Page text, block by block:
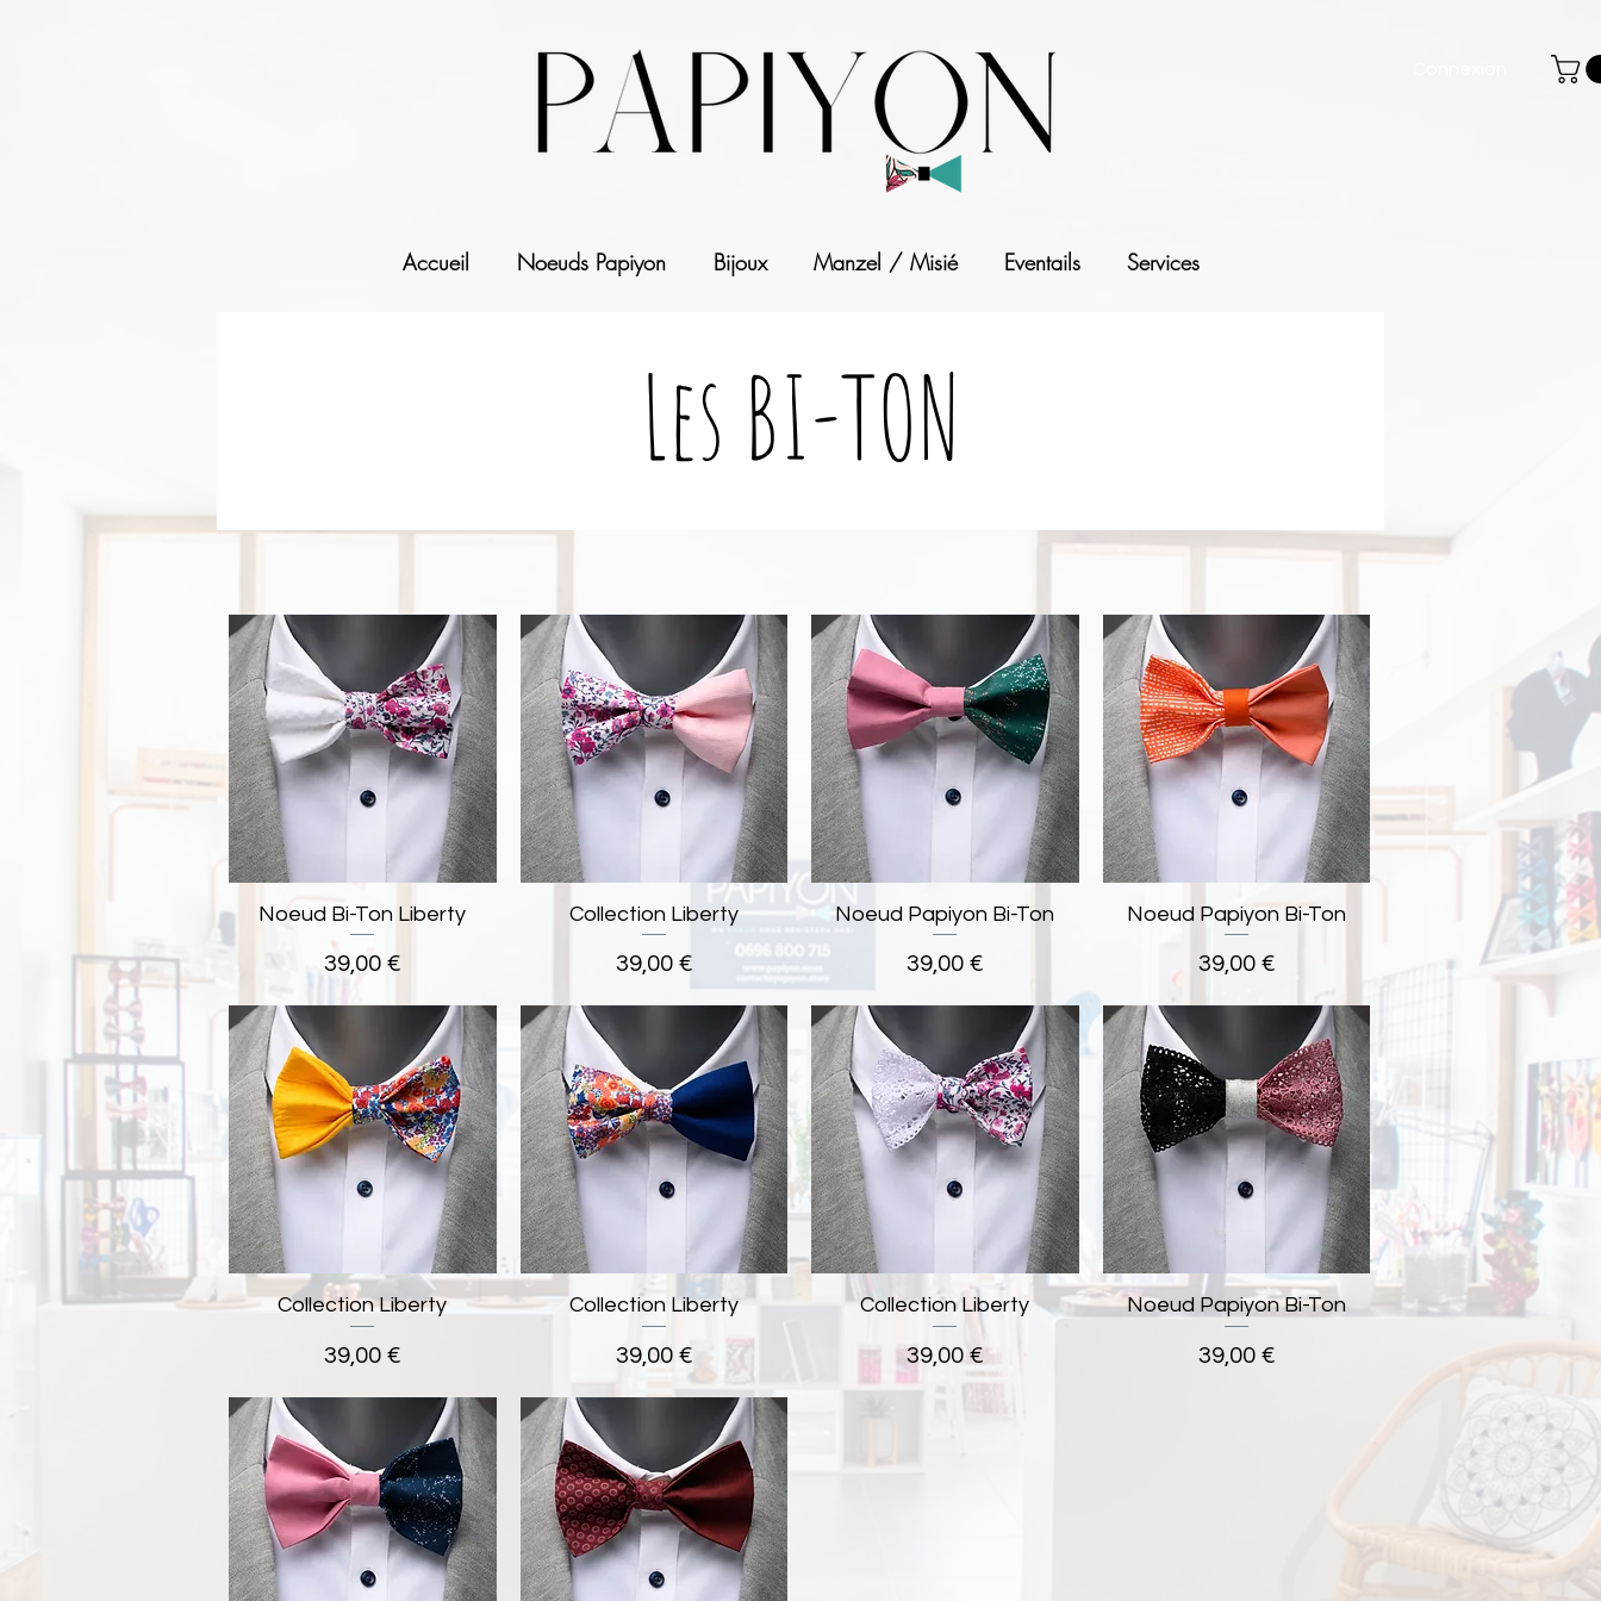
Accueil Noeuds Papiyon Bijoux Manzel / Misié Eventails Services
Les BI-TON
Aperçu rapide
Noeud Bi-Ton Liberty
Prix
39,00 €
Aperçu rapide
Collection Liberty
Prix
39,00 €
Aperçu rapide
Noeud Papiyon Bi-Ton
Prix
39,00 €
Aperçu rapide
Noeud Papiyon Bi-Ton
Prix
39,00 €
Aperçu rapide
Collection Liberty
Prix
39,00 €
Aperçu rapide
Collection Liberty
Prix
39,00 €
Aperçu rapide
Collection Liberty
Prix
39,00 €
Aperçu rapide
Noeud Papiyon Bi-Ton
Prix
39,00 €